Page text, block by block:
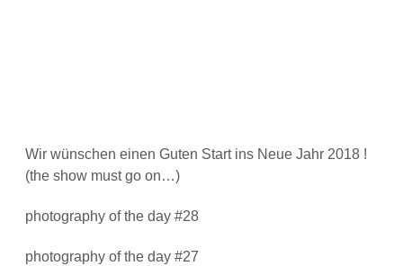
Wir wünschen einen Guten Start ins Neue Jahr 2018 !
(the show must go on…)
photography of the day #28
photography of the day #27